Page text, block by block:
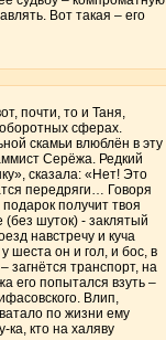
Вот такая – его
почти, то и Таня,
сферах.
скамьи влюблён в эту
Серёжа. Редкий
сказала: «Нет! Это
передряги… Говоря
получит твоя
шуток) - заклятый
навстречу и куча
шеста он и гол, и бос, в
загнётся транспорт, на
его попытался взуть –
Влип,
по жизни ему
ка, кто на халяву